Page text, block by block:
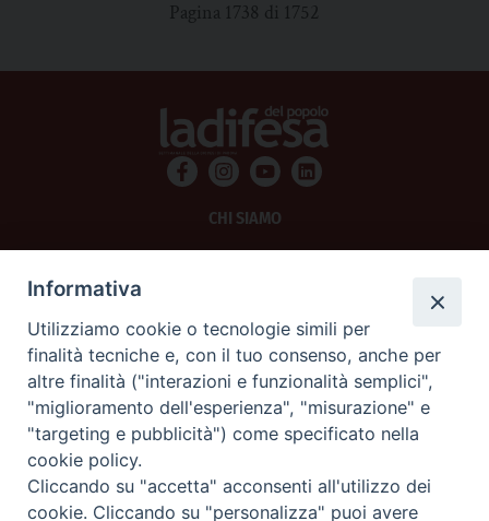
Pagina 1738 di 1752
CHI SIAMO
SCRIVICI
La Difesa srl - P.iva 05125420280
La Difesa del Popolo percepisce i contributi pubblici all'editoria.
La Difesa del Popolo, tramite la Fisc (Federazione Italiana Settimanali Cattolici)
ha aderito allo IAP (Istituto dell'Autodisciplina Pubblicitaria) accettando il Codice
di Autodisciplina della Comunicazione Commerciale.
Informativa
Utilizziamo cookie o tecnologie simili per
finalità tecniche e, con il tuo consenso, anche per
altre finalità ("interazioni e funzionalità semplici",
"miglioramento dell'esperienza", "misurazione" e
"targeting e pubblicità") come specificato nella
cookie policy.
Cliccando su "accetta" acconsenti all'utilizzo dei
cookie. Cliccando su "personalizza" puoi avere